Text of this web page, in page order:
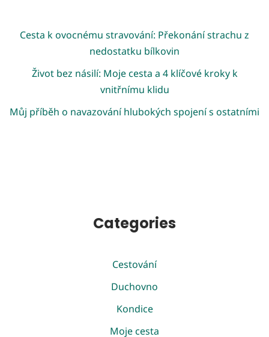
Cesta k ovocnému stravování: Překonání strachu z
nedostatku bílkovin
Život bez násilí: Moje cesta a 4 klíčové kroky k
vnitřnímu klidu
Můj příběh o navazování hlubokých spojení s ostatními
Categories
Cestování
Duchovno
Kondice
Moje cesta